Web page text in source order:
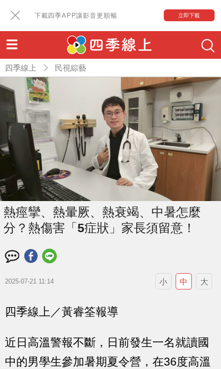
下載四季APP讓影音更順暢 立即下載
四季線上 民視綜藝
熱痙攣、熱暈厥、熱衰竭、中暑怎麼
分？熱傷害「5症狀」家長須留意！
2025-07-21 11:14 小 中 大
四季線上／黃睿筌報導
近日高溫警報不斷，日前發生一名就讀國
中的男學生參加暑期夏令營，在36度高溫